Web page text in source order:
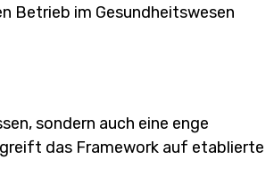
Betrieb im Gesundheitswesen
sondern auch eine enge
das Framework auf etablierte